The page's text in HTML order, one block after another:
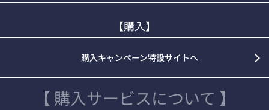
【購入】
購入キャンペーン特設サイトへ
【 購入サービスについて 】